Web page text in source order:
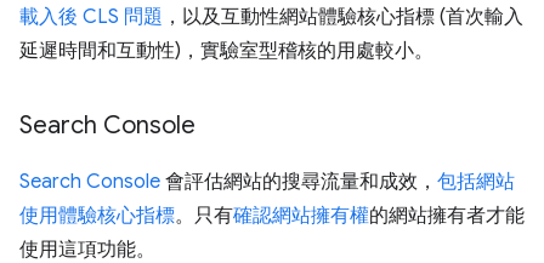
載入後 CLS 問題 ，以及互動性網站體驗核心指標 (首次輸入
延遲時間和互動性)，實驗室型稽核的用處較小。
Search Console
Search Console 會評估網站的搜尋流量和成效， 包括網站
使用體驗核心指標。只有確認網站擁有權的網站擁有者才能
使用這項功能。